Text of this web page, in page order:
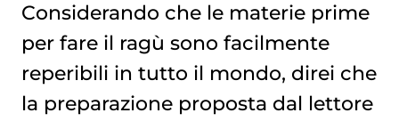
Considerando che le materie prime
per fare il ragù sono facilmente
reperibili in tutto il mondo, direi che
la preparazione proposta dal lettore